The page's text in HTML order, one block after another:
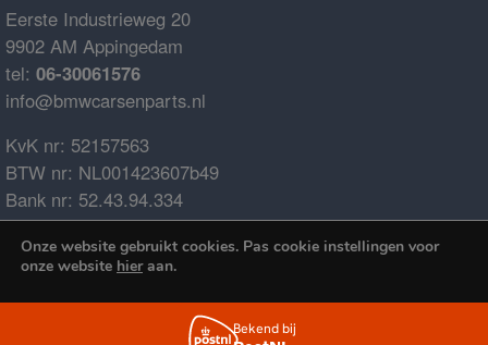
Eerste Industrieweg 20
9902 AM Appingedam
tel: 06-30061576
info@bmwcarsenparts.nl
KvK nr: 52157563
BTW nr: NL001423607b49
Bank nr: 52.43.94.334
IBAN: NL68ABNA0524394334
BIC: ABNANL2A
Onze website gebruikt cookies. Pas cookie instellingen voor
onze website hieraan.